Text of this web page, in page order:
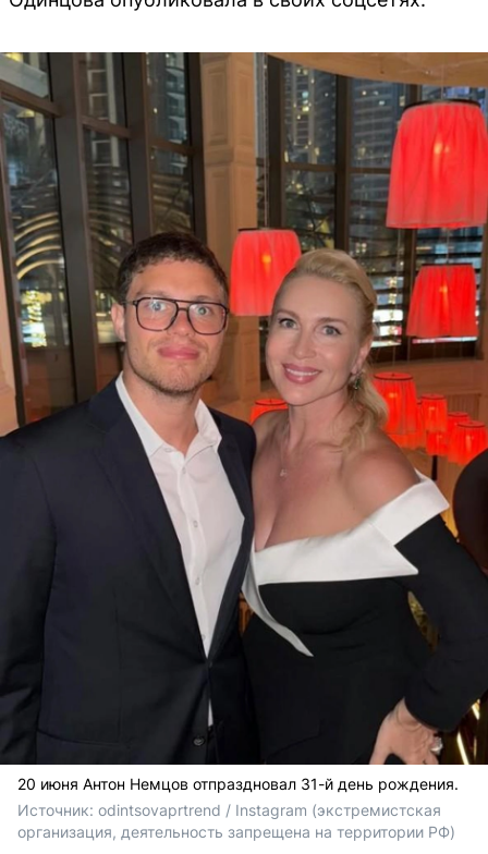
20 июня Антон Немцов отпраздновал 31-й день рождения.
Источник: odintsovaprtrend / Instagram (экстремистская
организация, деятельность запрещена на территории РФ)